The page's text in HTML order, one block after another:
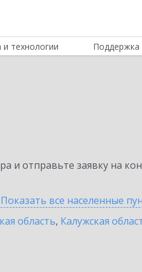
технологии Поддержка
отправьте заявку на
Показать все населенные
область, Калужская